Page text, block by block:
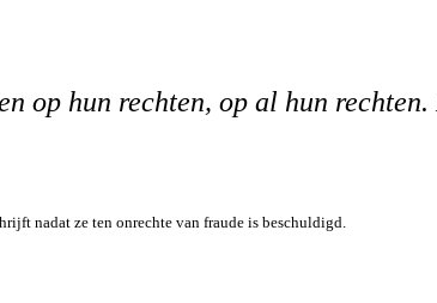
op hun rechten, op al hun rechten.
nadat ze ten onrechte van fraude is beschuldigd.